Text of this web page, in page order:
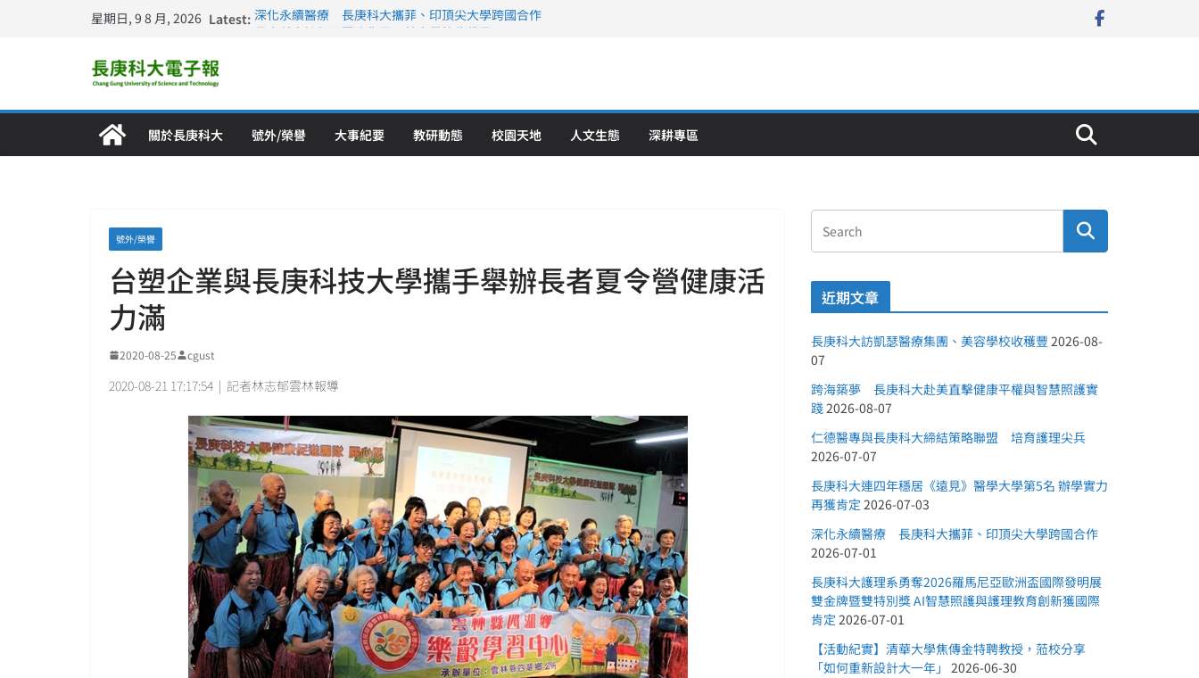
星期日, 9 8 月, 2026 Latest: 深化永續醫療 長庚科大攜菲、印頂尖大學跨國合作
關於長庚科大 號外/榮譽 大事紀要 教研動態 校園天地 人文生態 深耕專區
號外/榮譽
台塑企業與長庚科技大學攜手舉辦長者夏令營健康活
力滿
2020-08-25 cgust
2020-08-21 17:17:54 | 記者林志郁雲林報導
近期文章
長庚科大訪凱瑟醫療集團、美容學校收穫豐 2026-08-
07
跨海築夢 長庚科大赴美直擊健康平權與智慧照護實
踐2026-08-07
仁德醫專與長庚科大締結策略聯盟 培育護理尖兵
2026-07-07
長庚科大連四年穩居《遠見》醫學大學第5名 辦學實力
再獲肯定 2026-07-03
深化永續醫療 長庚科大攜菲、印頂尖大學跨國合作
2026-07-01
長庚科大護理系勇奪2026羅馬尼亞歐洲盃國際發明展
雙金牌暨雙特別獎 AI智慧照護與護理教育創新獲國際
肯定 2026-07-01
【活動紀實】清華大學焦傳金特聘教授，蒞校分享
「如何重新設計大一年」 2026-06-30